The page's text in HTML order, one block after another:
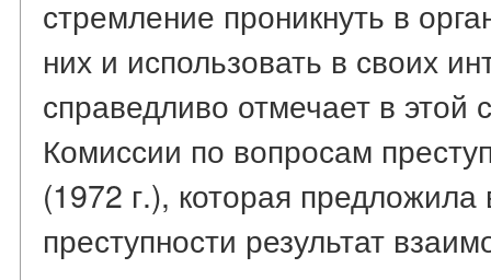
стремление проникнуть в
них и использовать в своих
справедливо отмечает в этой
Комиссии по вопросам
(1972 г.), которая предложила
преступности результат